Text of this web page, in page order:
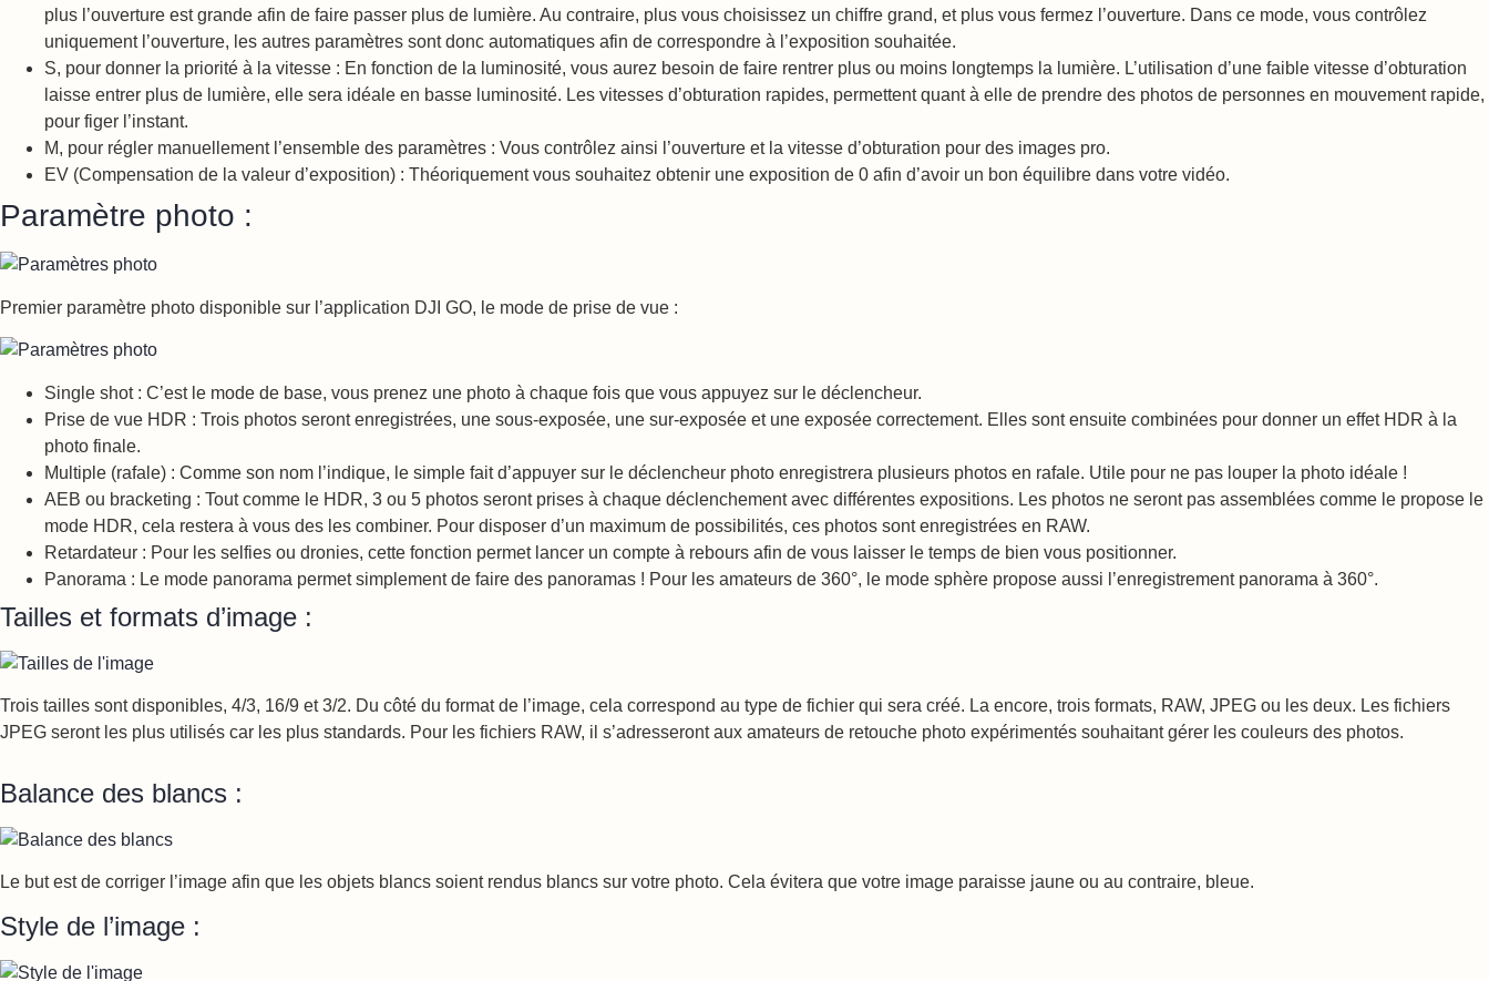
plus l’ouverture est grande afin de faire passer plus de lumière. Au contraire, plus vous choisissez un chiffre grand, et plus vous fermez l’ouverture. Dans ce mode, vous contrôlez
uniquement l’ouverture, les autres paramètres sont donc automatiques afin de correspondre à l’exposition souhaitée.
S, pour donner la priorité à la vitesse : En fonction de la luminosité, vous aurez besoin de faire rentrer plus ou moins longtemps la lumière. L’utilisation d’une faible vitesse d’obturation
laisse entrer plus de lumière, elle sera idéale en basse luminosité. Les vitesses d’obturation rapides, permettent quant à elle de prendre des photos de personnes en mouvement rapide,
pour figer l’instant.
M, pour régler manuellement l’ensemble des paramètres : Vous contrôlez ainsi l’ouverture et la vitesse d’obturation pour des images pro.
EV (Compensation de la valeur d’exposition) : Théoriquement vous souhaitez obtenir une exposition de 0 afin d’avoir un bon équilibre dans votre vidéo.
Paramètre photo :
Premier paramètre photo disponible sur l’application DJI GO, le mode de prise de vue :
Single shot : C’est le mode de base, vous prenez une photo à chaque fois que vous appuyez sur le déclencheur.
Prise de vue HDR : Trois photos seront enregistrées, une sous-exposée, une sur-exposée et une exposée correctement. Elles sont ensuite combinées pour donner un effet HDR à la
photo finale.
Multiple (rafale) : Comme son nom l’indique, le simple fait d’appuyer sur le déclencheur photo enregistrera plusieurs photos en rafale. Utile pour ne pas louper la photo idéale !
AEB ou bracketing : Tout comme le HDR, 3 ou 5 photos seront prises à chaque déclenchement avec différentes expositions. Les photos ne seront pas assemblées comme le propose le
mode HDR, cela restera à vous des les combiner. Pour disposer d’un maximum de possibilités, ces photos sont enregistrées en RAW.
Retardateur : Pour les selfies ou dronies, cette fonction permet lancer un compte à rebours afin de vous laisser le temps de bien vous positionner.
Panorama : Le mode panorama permet simplement de faire des panoramas ! Pour les amateurs de 360°, le mode sphère propose aussi l’enregistrement panorama à 360°.
Tailles et formats d’image :
Trois tailles sont disponibles, 4/3, 16/9 et 3/2. Du côté du format de l’image, cela correspond au type de fichier qui sera créé. La encore, trois formats, RAW, JPEG ou les deux. Les fichiers
JPEG seront les plus utilisés car les plus standards. Pour les fichiers RAW, il s’adresseront aux amateurs de retouche photo expérimentés souhaitant gérer les couleurs des photos.
Balance des blancs :
Le but est de corriger l’image afin que les objets blancs soient rendus blancs sur votre photo. Cela évitera que votre image paraisse jaune ou au contraire, bleue.
Style de l’image :